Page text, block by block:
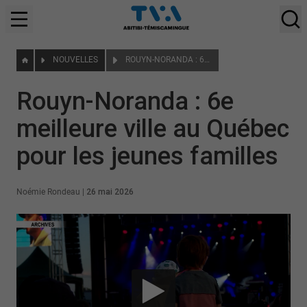
NOUVELLES ROUYN-NORANDA : 6E MEILLEURE VILLE AU QUÉBEC POUR LES JEUNES FAMILLES
Rouyn-Noranda : 6e
meilleure ville au Québec
pour les jeunes familles
Noémie Rondeau 26 mai 2026